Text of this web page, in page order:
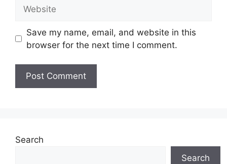
Save my name, email, and website in this
browser for the next time I comment.
Search
Search